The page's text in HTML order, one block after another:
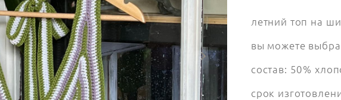
летний топ на
вы можете
состав: 50%
срок